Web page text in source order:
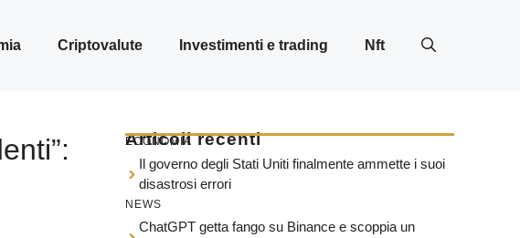
Criptovalute Investimenti e trading Nft
Articoli recenti
ECONOMIA
Il governo degli Stati Uniti finalmente ammette i suoi
disastrosi errori
NEWS
ChatGPT getta fango su Binance e scoppia un